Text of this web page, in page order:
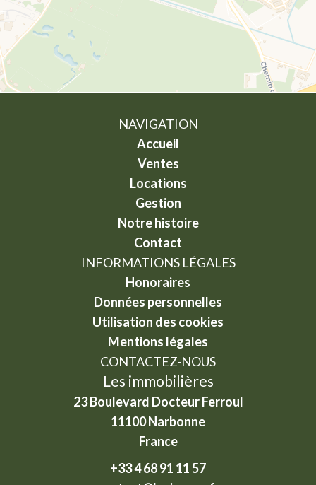
NAVIGATION
Accueil
Ventes
Locations
Gestion
Notre histoire
Contact
INFORMATIONS LÉGALES
Honoraires
Données personnelles
Utilisation des cookies
Mentions légales
CONTACTEZ-NOUS
Les immobilières
23 Boulevard Docteur Ferroul
11100Narbonne
France
+33 4 68 91 11 57